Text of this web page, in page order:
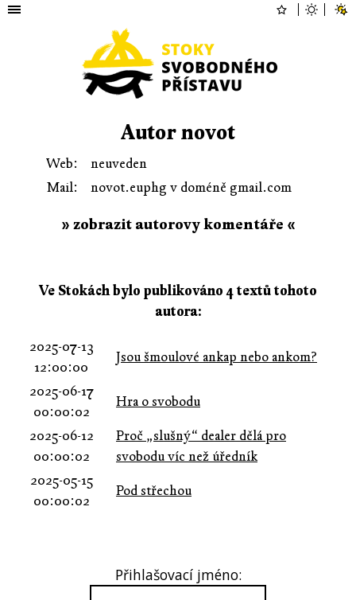
Autor novot
Web:
neuveden
Mail:
novot.euphg v doméně gmail.com
» zobrazit autorovy komentáře «
Ve Stokách bylo publikováno 4 textů tohoto
autora:
2025-07-13
12:00:00
Jsou šmoulové ankap nebo ankom?
2025-06-17
00:00:02
Hra o svobodu
2025-06-12
00:00:02
Proč „slušný“ dealer dělá pro
svobodu víc než úředník
2025-05-15
00:00:02
Pod střechou
Přihlašovací jméno: